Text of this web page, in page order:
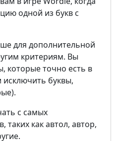
одной из букв с
для дополнительной
критериям. Вы
которые точно есть в
буквы,
с самых
таких как автол, автор,